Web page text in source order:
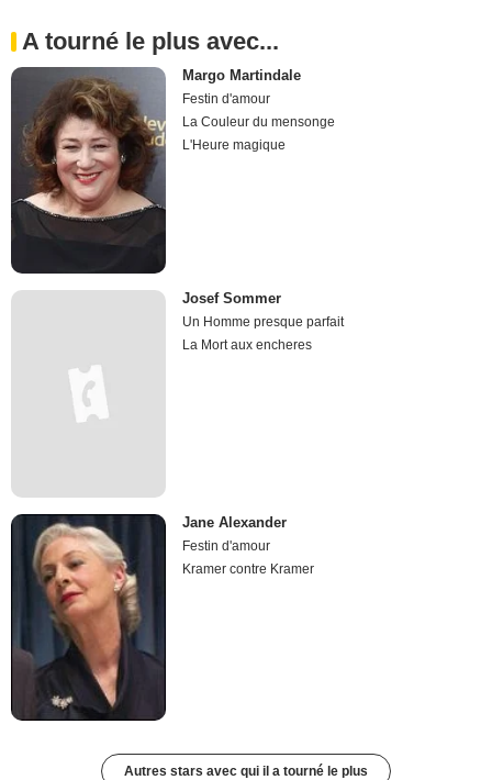
A tourné le plus avec...
Margo Martindale
Festin d'amour
La Couleur du mensonge
L'Heure magique
Josef Sommer
Un Homme presque parfait
La Mort aux encheres
Jane Alexander
Festin d'amour
Kramer contre Kramer
Autres stars avec qui il a tourné le plus